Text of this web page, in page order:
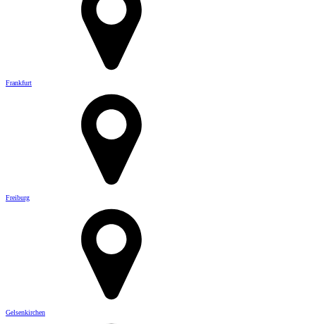
Frankfurt
Freiburg
Gelsenkirchen